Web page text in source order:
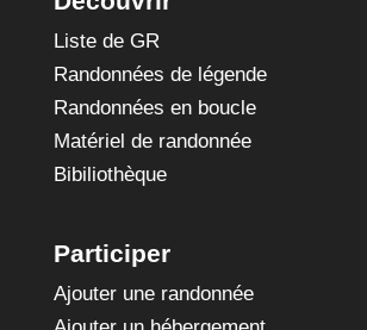
Liste de GR
Randonnées de légende
Randonnées en boucle
Matériel de randonnée
Bibiliothèque
Participer
Ajouter une randonnée